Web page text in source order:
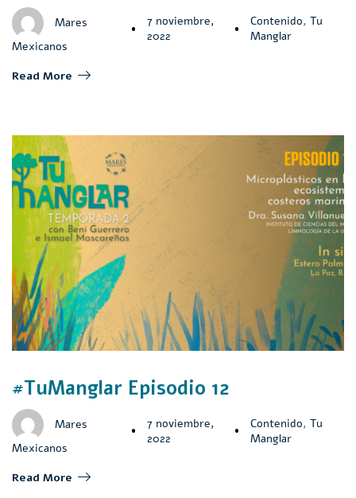
Mares
Mexicanos
7 noviembre,
2022
Contenido, Tu
Manglar
Read More
#TuManglar Episodio 12
Mares
Mexicanos
7 noviembre,
2022
Contenido, Tu
Manglar
Read More